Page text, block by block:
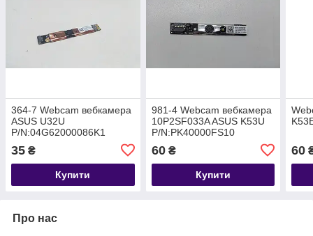
364-7 Webcam вебкамера
ASUS U32U
P/N:04G62000086K1
35 ₴
Купити
981-4 Webcam вебкамера
10P2SF033A ASUS K53U
P/N:PK40000FS10
60₴
Купити
60
Про нас